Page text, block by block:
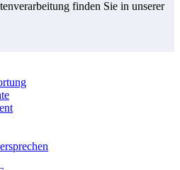
finden Sie in unserer